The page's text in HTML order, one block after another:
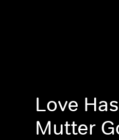
Love
Mutter